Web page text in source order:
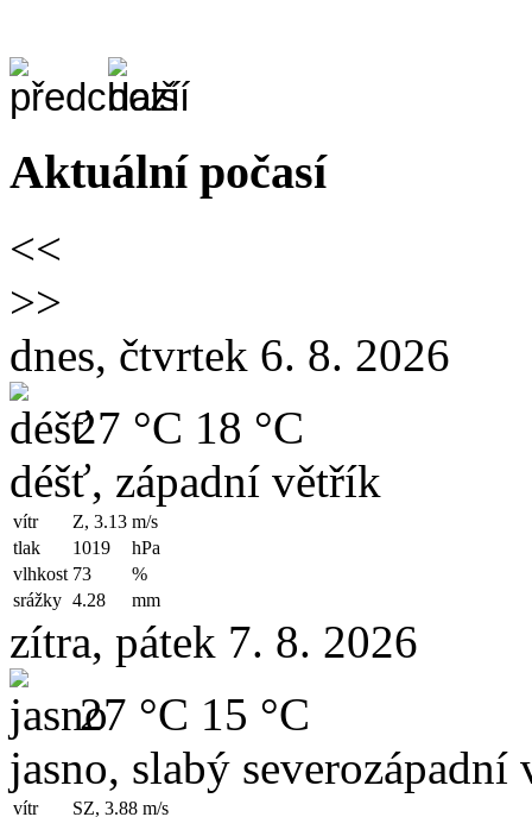
Aktuální počasí
<<
>>
dnes, čtvrtek 6. 8. 2026
27 °C 18 °C
déšť, západní větřík
vítr Z, 3.13 m/s
tlak
1019
hPa
vlhkost 73
%
srážky 4.28 mm
zítra, pátek 7. 8. 2026
27 °C 15 °C
jasno, slabý severozápadní
vítr SZ, 3.88 m/s